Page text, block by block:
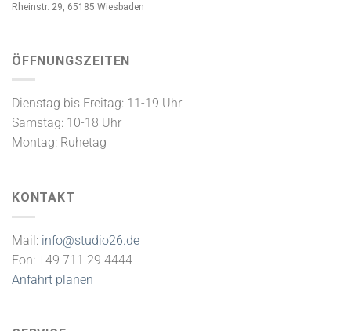
Rheinstr. 29, 65185 Wiesbaden
ÖFFNUNGSZEITEN
Dienstag bis Freitag: 11-19 Uhr
Samstag: 10-18 Uhr
Montag: Ruhetag
KONTAKT
Mail: info@studio26.de
Fon: +49 711 29 4444
Anfahrt planen